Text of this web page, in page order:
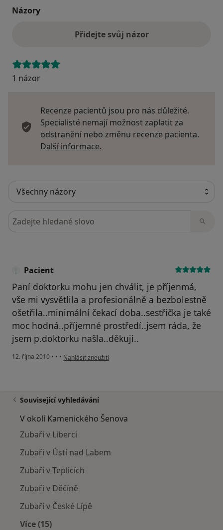
Názory
Přidejte svůj názor
1 názor
Recenze pacientů jsou pro nás důležité.
Specialisté nemají možnost zaplatit za
odstranění nebo změnu recenze pacienta.
Další informace.
Hledejte v názorech
Pacient
Paní doktorku mohu jen chválit, je příjenmá,
vše mi vysvětlila a profesionálně a bezbolestně
ošetřila..minimální čekací doba..sestřička je také
moc hodná..příjemné prostředí..jsem ráda, že
jsem p.doktorku našla..děkuji..
12. října 2010 • • • podle názoru uživatele Pacient
Nahlásit zneužití
Související vyhledávání
V okolí Kamenického Šenova
Zubaři v Liberci
Zubaři v Ústí nad Labem
Zubaři v Teplicích
Zubaři v Děčíně
Zubaři v České Lípě
Více (15)